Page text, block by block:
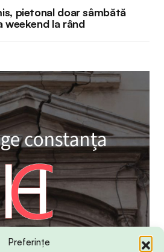
Preferințe
pietonal doar sâmbătă
weekend la rând